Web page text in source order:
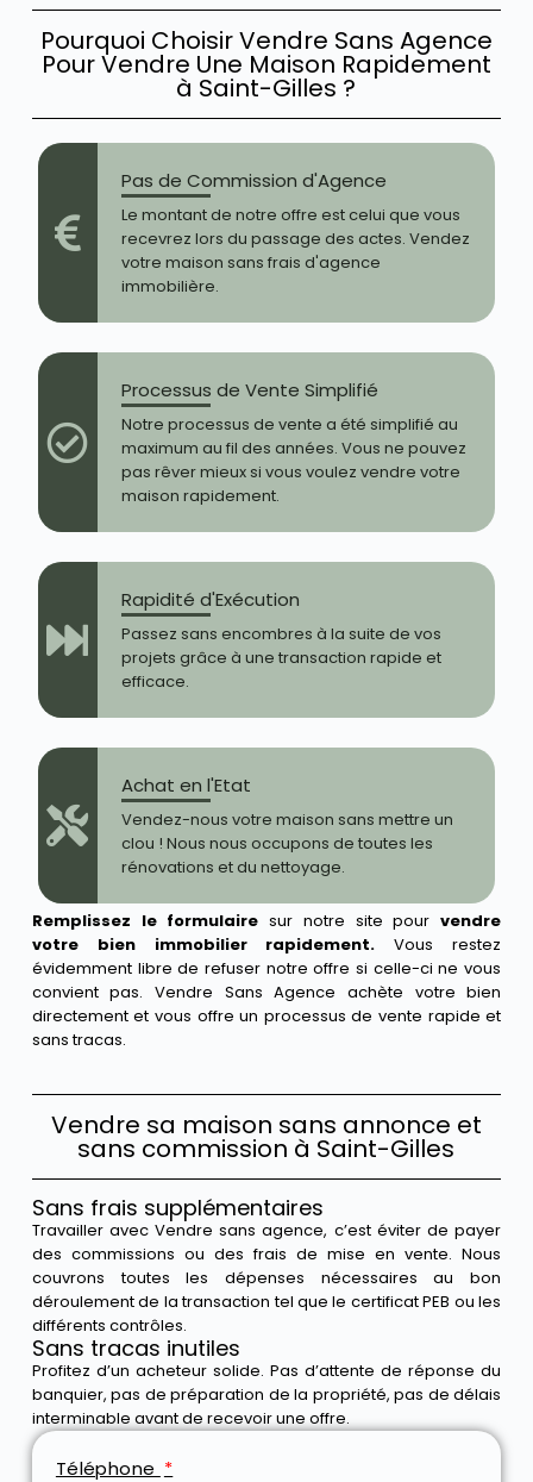
Pourquoi Choisir Vendre Sans Agence
Pour Vendre Une Maison Rapidement
à Saint-Gilles ?
Pas de Commission d'Agence
Le montant de notre offre est celui que vous
recevrez lors du passage des actes. Vendez
votre maison sans frais d'agence
immobilière.
Processus de Vente Simplifié
Notre processus de vente a été simplifié au
maximum au fil des années. Vous ne pouvez
pas rêver mieux si vous voulez vendre votre
maison rapidement.
Rapidité d'Exécution
Passez sans encombres à la suite de vos
projets grâce à une transaction rapide et
efficace.
Achat en l'Etat
Vendez-nous votre maison sans mettre un
clou ! Nous nous occupons de toutes les
rénovations et du nettoyage.
Remplissez le formulairesur notre site pour vendre
votre bien immobilier rapidement.Vous restez
évidemment libre de refuser notre offre si celle-ci ne vous
convient pas. Vendre Sans Agence achète votre bien
directement et vous offre un processus de vente rapide et
sans tracas.
Vendre sa maison sans annonce et
sans commission à Saint-Gilles
Sans frais supplémentaires
Travailler avec Vendre sans agence, c’est éviter de payer
des commissions ou des frais de mise en vente. Nous
couvrons toutes les dépenses nécessaires au bon
déroulement de la transaction tel que le certificat PEB ou les
différents contrôles.
Sans tracas inutiles
Profitez d’un acheteur solide. Pas d’attente de réponse du
banquier, pas de préparation de la propriété, pas de délais
interminable avant de recevoir une offre.
Téléphone